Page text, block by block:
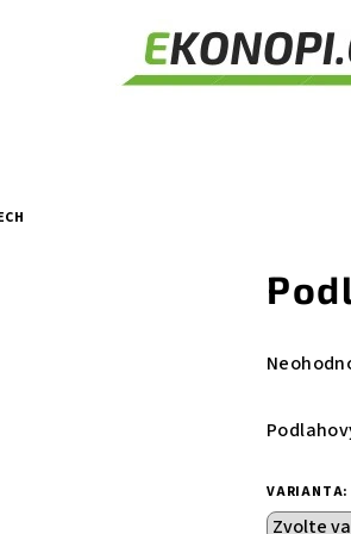
produktu
z
VARIANTA: